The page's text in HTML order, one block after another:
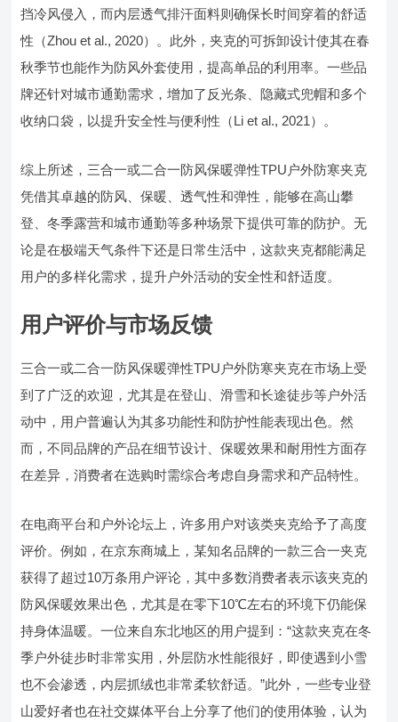
挡冷风侵入，而内层透气排汗面料则确保长时间穿着的舒适
性（Zhou et al., 2020）。此外，夹克的可拆卸设计使其在春
秋季节也能作为防风外套使用，提高单品的利用率。一些品
牌还针对城市通勤需求，增加了反光条、隐藏式兜帽和多个
收纳口袋，以提升安全性与便利性（Li et al., 2021）。
综上所述，三合一或二合一防风保暖弹性TPU户外防寒夹克
凭借其卓越的防风、保暖、透气性和弹性，能够在高山攀
登、冬季露营和城市通勤等多种场景下提供可靠的防护。无
论是在极端天气条件下还是日常生活中，这款夹克都能满足
用户的多样化需求，提升户外活动的安全性和舒适度。
用户评价与市场反馈
三合一或二合一防风保暖弹性TPU户外防寒夹克在市场上受
到了广泛的欢迎，尤其是在登山、滑雪和长途徒步等户外活
动中，用户普遍认为其多功能性和防护性能表现出色。然
而，不同品牌的产品在细节设计、保暖效果和耐用性方面存
在差异，消费者在选购时需综合考虑自身需求和产品特性。
在电商平台和户外论坛上，许多用户对该类夹克给予了高度
评价。例如，在京东商城上，某知名品牌的一款三合一夹克
获得了超过10万条用户评论，其中多数消费者表示该夹克的
防风保暖效果出色，尤其是在零下10℃左右的环境下仍能保
持身体温暖。一位来自东北地区的用户提到：“这款夹克在冬
季户外徒步时非常实用，外层防水性能很好，即使遇到小雪
也不会渗透，内层抓绒也非常柔软舒适。”此外，一些专业登
山爱好者也在社交媒体平台上分享了他们的使用体验，认为